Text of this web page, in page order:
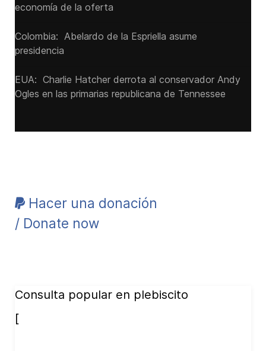
economía de la oferta
Colombia: Abelardo de la Espriella asume
presidencia
EUA: Charlie Hatcher derrota al conservador Andy
Ogles en las primarias republicana de Tennessee
Hacer una donación
/ Donate now
Consulta popular en plebiscito
[